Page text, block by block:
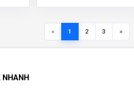
« 1 2 3 »
NHANH